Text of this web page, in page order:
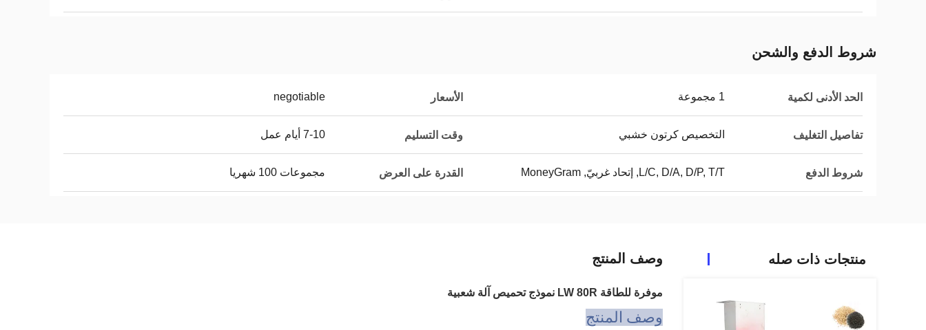
شروط الدفع والشحن
الحد الأدنى لكمية 1 مجموعة الأسعار negotiable
تفاصيل التغليف التخصيص كرتون خشبي وقت التسليم 7-10 أيام عمل
شروط الدفع L/C, D/A, D/P, T/T, إتحاد غربيّ, MoneyGram القدرة على العرض مجموعات 100 شهريا
منتجات ذات صله وصف المنتج
موفرة للطاقة LW 80R نموذج تحميص آلة شعبية
وصف المنتج